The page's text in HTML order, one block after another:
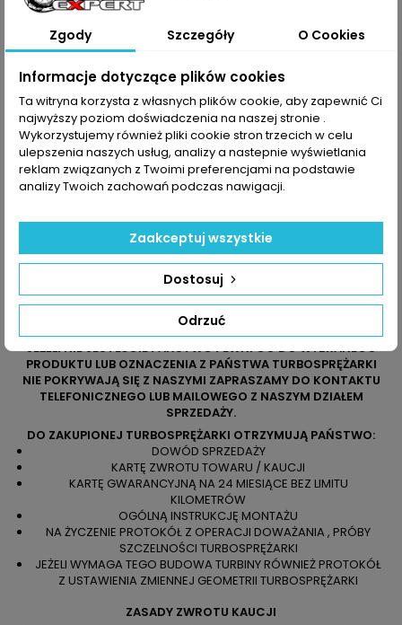
LANCIA :
Thesis
2.4 JTD
710812-5002S 71783321
Dane zawarte w tabeli mogą odbiegać od rzeczywistości.
Dokładamy wszelkich starań aby jednak tak nie było.
Najlepszym kryterium doboru części jest sprawdzenie
numerów producenta na uszkodzonej części.
JEŻELI NIE JESTEŚCIE PAŃSTWO PEWNI CO DO WYBRANEGO
PRODUKTU LUB OZNACZENIA Z PAŃSTWA TURBOSPRĘŻARKI
NIE POKRYWAJĄ SIĘ Z NASZYMI ZAPRASZAMY DO KONTAKTU
TELEFONICZNEGO LUB MAILOWEGO Z NASZYM DZIAŁEM
SPRZEDAŻY.
DO ZAKUPIONEJ TURBOSPRĘŻARKI OTRZYMUJĄ PAŃSTWO:
DOWÓD SPRZEDAŻY
KARTĘ ZWROTU TOWARU / KAUCJI
KARTĘ GWARANCYJNĄ NA 24 MIESIĄCE BEZ LIMITU
KILOMETRÓW
OGÓLNĄ INSTRUKCJĘ MONTAŻU
NA ŻYCZENIE PROTOKÓŁ Z OPERACJI DOWAŻANIA , PRÓBY
SZCZELNOŚCI TURBOSPRĘŻARKI
JEŻELI WYMAGA TEGO BUDOWA TURBINY RÓWNIEŻ PROTOKÓŁ
Z USTAWIENIA ZMIENNEJ GEOMETRII TURBOSPRĘŻARKI
ZASADY ZWROTU KAUCJI
Zgody Szczegóły O Cookies
Informacje dotyczące plików cookies
Ta witryna korzysta z własnych plików cookie, aby zapewnić Ci
najwyższy poziom doświadczenia na naszej stronie .
Wykorzystujemy również pliki cookie stron trzecich w celu
ulepszenia naszych usług, analizy a nastepnie wyświetlania
reklam związanych z Twoimi preferencjami na podstawie
analizy Twoich zachowań podczas nawigacji.
Odrzuć
Dostosuj
Zaakceptuj wszystkie